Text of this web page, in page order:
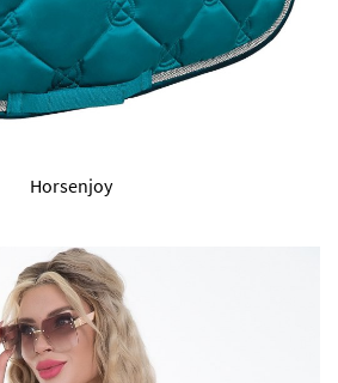
Horsenjoy